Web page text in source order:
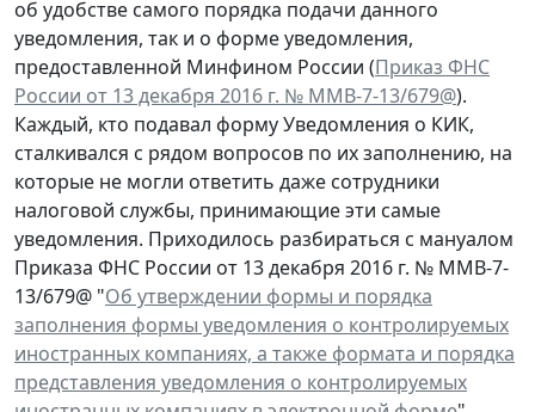
об удобстве самого порядка подачи данного
уведомления, так и о форме уведомления,
предоставленной Минфином России (Приказ ФНС
России от 13 декабря 2016 г. № ММВ-7-13/679@).
Каждый, кто подавал форму Уведомления о КИК,
сталкивался с рядом вопросов по их заполнению, на
которые не могли ответить даже сотрудники
налоговой службы, принимающие эти самые
уведомления. Приходилось разбираться с мануалом
Приказа ФНС России от 13 декабря 2016 г. № ММВ-7-
13/679@ "Об утверждении формы и порядка
заполнения формы уведомления о контролируемых
иностранных компаниях, а также формата и порядка
представления уведомления о контролируемых